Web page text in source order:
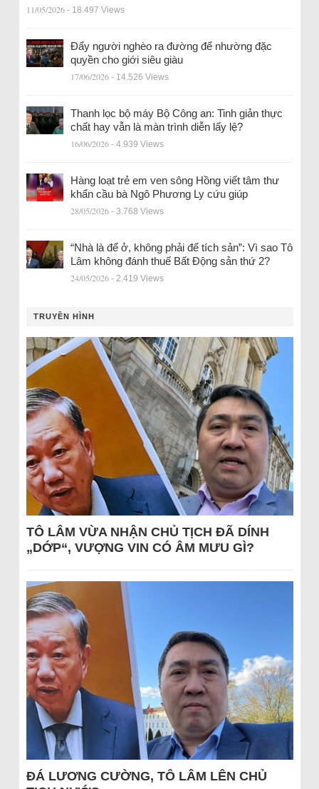
11/05/2026 - 18.497 Views
Đẩy người nghèo ra đường để nhường đặc
quyền cho giới siêu giàu
17/06/2026 - 14.526 Views
Thanh lọc bộ máy Bộ Công an: Tinh giản thực
chất hay vẫn là màn trình diễn lấy lệ?
16/06/2026 - 4.939 Views
Hàng loạt trẻ em ven sông Hồng viết tâm thư
khẩn cầu bà Ngô Phương Ly cứu giúp
28/05/2026 - 3.768 Views
“Nhà là để ở, không phải để tích sản”: Vì sao Tô
Lâm không đánh thuế Bất Động sản thứ 2?
24/05/2026 - 2.419 Views
TRUYỀN HÌNH
TÔ LÂM VỪA NHẬN CHỦ TỊCH ĐÃ DÍNH
„DỚP“, VƯỢNG VIN CÓ ÂM MƯU GÌ?
ĐÁ LƯƠNG CƯỜNG, TÔ LÂM LÊN CHỦ